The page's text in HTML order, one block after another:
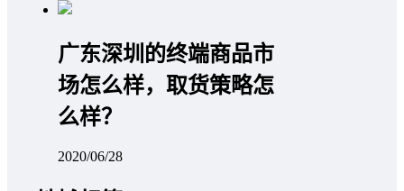
广东深圳的终端商品市
场怎么样，取货策略怎
么样？
2020/06/28